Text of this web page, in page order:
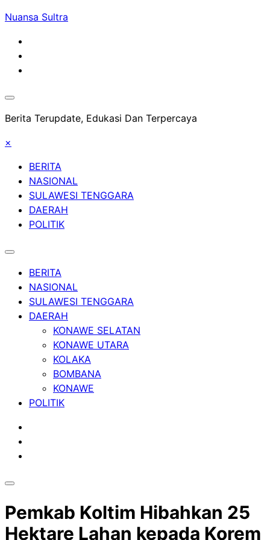
Skip
content
Nuansa Sultra
Berita Terupdate, Edukasi Dan Terpercaya
×
BERITA
NASIONAL
SULAWESI TENGGARA
DAERAH
POLITIK
BERITA
NASIONAL
SULAWESI TENGGARA
DAERAH
KONAWE SELATAN
KONAWE UTARA
KOLAKA
BOMBANA
KONAWE
POLITIK
Pemkab Koltim Hibahkan 25
Hektare Lahan kepada Korem